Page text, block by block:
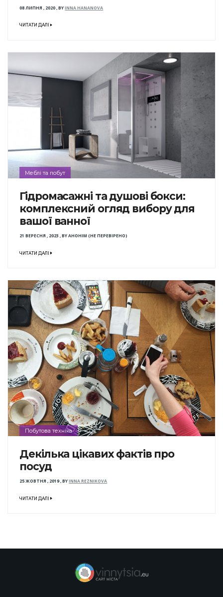
08 ЛИПНЯ , 2020,BYINNA HANANOVA
ЧИТАТИ ДАЛІ
Меблі та побут
Гідромасажні та душові бокси:
комплексний огляд вибору для
вашої ванної
21 ВЕРЕСНЯ , 2023 ,BYАНОНІМ (НЕ ПЕРЕВІРЕНО)
ЧИТАТИ ДАЛІ
Побутова техніка
Декілька цікавих фактів про
посуд
25 ЖОВТНЯ , 2019,BYINNA REZNIKOVA
ЧИТАТИ ДАЛІ